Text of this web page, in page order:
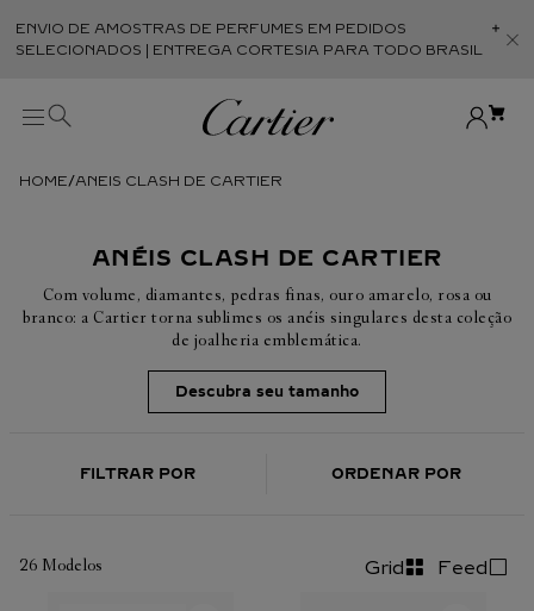
ENVIO DE AMOSTRAS DE PERFUMES EM PEDIDOS
SELECIONADOS | ENTREGA CORTESIA PARA TODO BRASIL
ANEIS CLASH DE CARTIER
ANÉIS CLASH DE CARTIER
Com volume, diamantes, pedras finas, ouro amarelo, rosa ou
branco: a Cartier torna sublimes os anéis singulares desta coleção
de joalheria emblemática.
Descubra seu tamanho
FILTRAR POR ORDENAR POR
26 Modelos Grid Feed